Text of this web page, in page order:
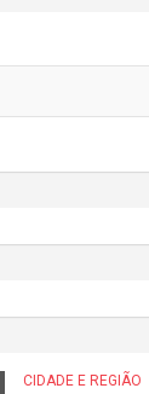
CIDADE E REGIÃO